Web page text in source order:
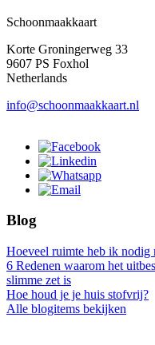
Schoonmaakkaart
Korte Groningerweg 33
9607 PS Foxhol
Netherlands
info@schoonmaakkaart.nl
Blog
Hoeveel ruimte heb ik nodig
6 Redenen waarom het
slimme zet is
Hoe houd je je huis stofvrij?
Alle blogitems bekijken